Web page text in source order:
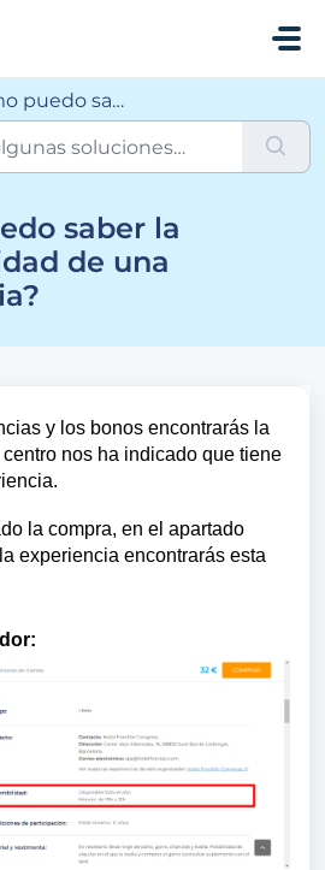
la disponibilidad de una experiencia?
saber la
de una
y los bonos encontrarás la
nos ha indicado que tiene
la compra, en el apartado
experiencia encontrarás esta